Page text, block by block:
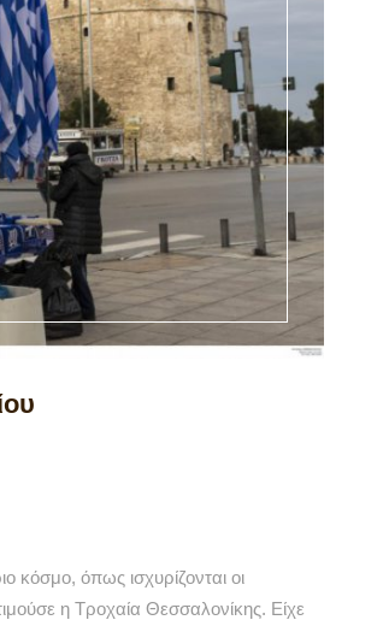
κόσμο, όπως ισχυρίζονται οι
η Τροχαία Θεσσαλονίκης. Είχε